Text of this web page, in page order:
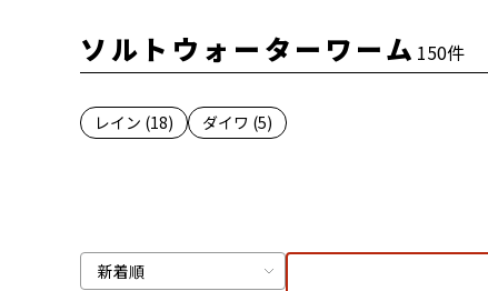
ソルトウォーターワーム 150件
レイン (18) ダイワ (5)